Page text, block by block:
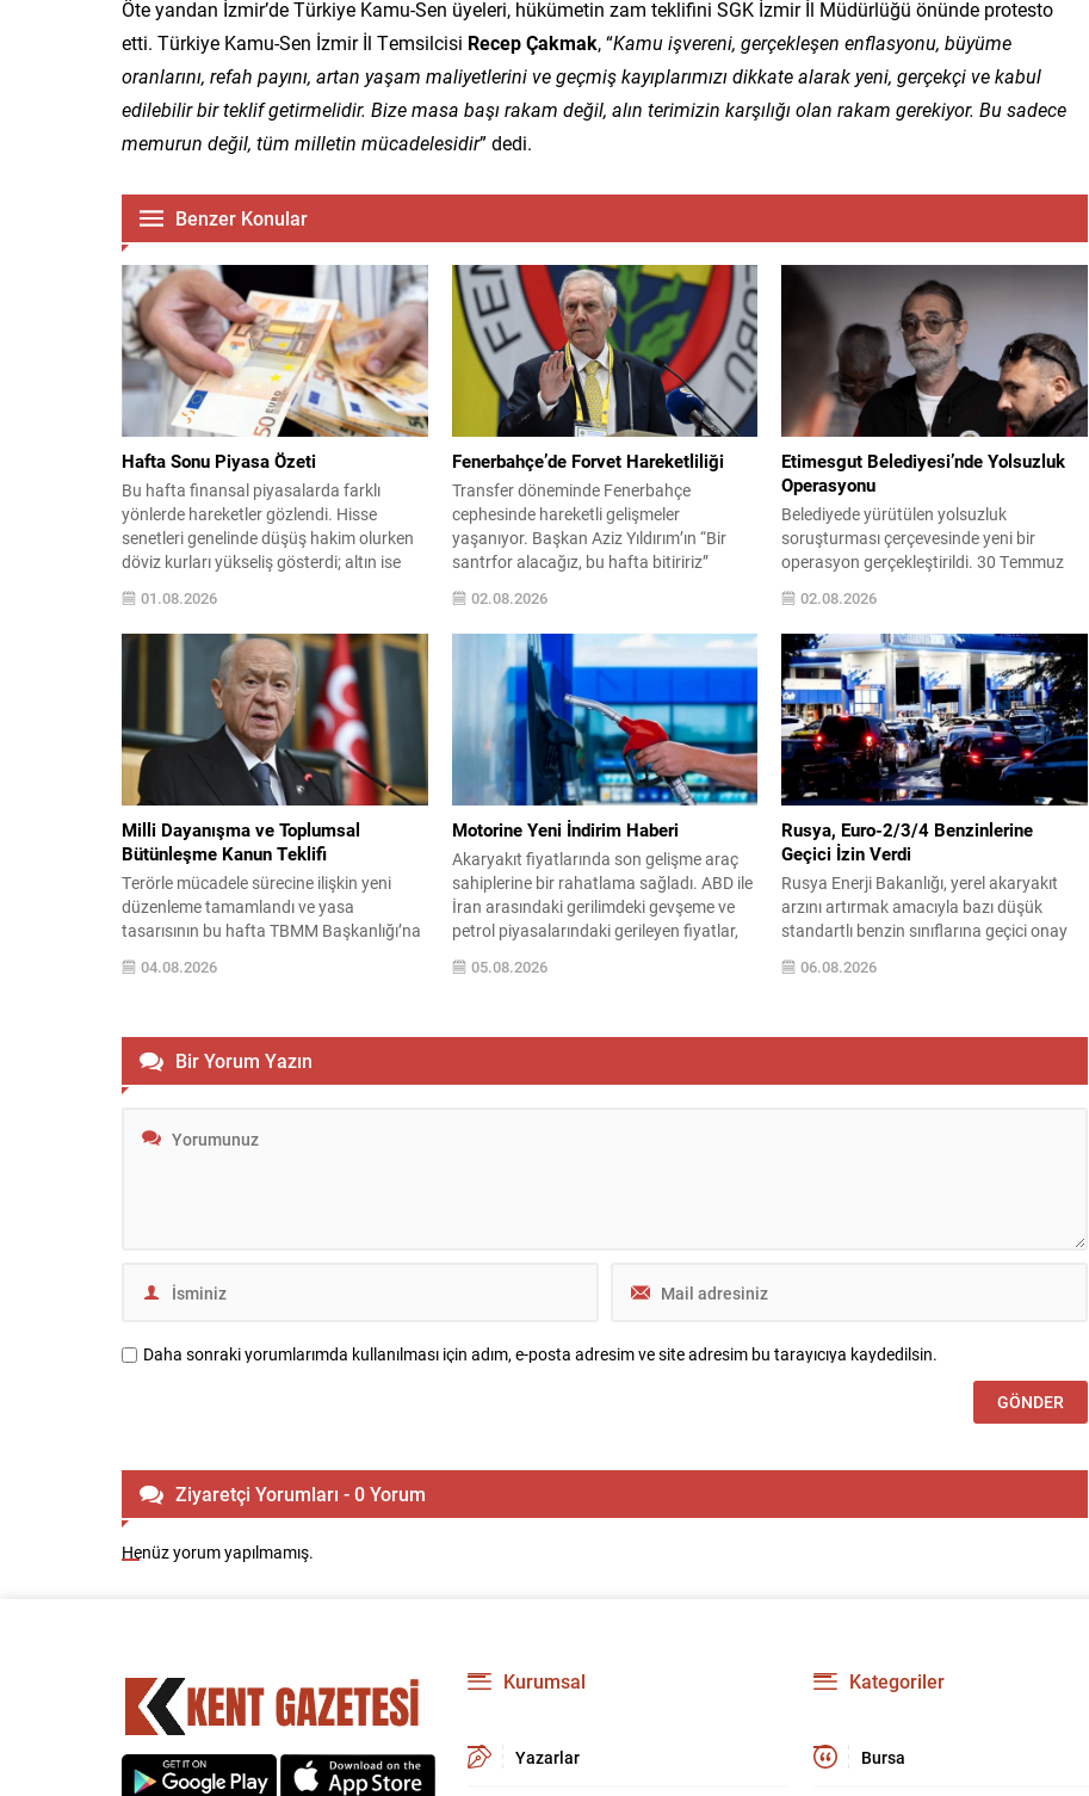
Öte yandan İzmir’de Türkiye Kamu-Sen üyeleri, hükümetin zam teklifini SGK İzmir İl Müdürlüğü önünde protesto
etti. Türkiye Kamu-Sen İzmir İl Temsilcisi Recep Çakmak, “Kamu işvereni, gerçekleşen enflasyonu, büyüme
oranlarını, refah payını, artan yaşam maliyetlerini ve geçmiş kayıplarımızı dikkate alarak yeni, gerçekçi ve kabul
edilebilir bir teklif getirmelidir. Bize masa başı rakam değil, alın terimizin karşılığı olan rakam gerekiyor. Bu sadece
memurun değil, tüm milletin mücadelesidir” dedi.
Benzer Konular
Hafta Sonu Piyasa Özeti
Bu hafta finansal piyasalarda farklı
yönlerde hareketler gözlendi. Hisse
senetleri genelinde düşüş hakim olurken
döviz kurları yükseliş gösterdi; altın ise
sınırlı bir geri çekilme yaşadı. BIST 100
endeksi haftayı önceki kapanışa göre
değer kaybederek 13.458,10 puandan
tamamladı. Endeks hafta içinde en düşük
13.216,16, en yüksek 14.085,39 puanı
gördü ve toplamda...
01.08.2026
Fenerbahçe’de Forvet Hareketliliği
Transfer döneminde Fenerbahçe
cephesinde hareketli gelişmeler
yaşanıyor. Başkan Aziz Yıldırım’ın “Bir
santrfor alacağız, bu hafta bitiririz”
sözlerinin ardından kulübün golcü
arayışlarıyle ilgili yeni isimler gündeme
geldi. Sabah gazetesinin aktardığı bilgiye
göre; Başkan Yıldırım’ın işaret ettiği
isimlerden biri Serhou Guirassy. Gineli
forvet için Borussia Dortmund ile
görüşmelerin sürdüğü, bonservis
bedelinin 30...
02.08.2026
Etimesgut Belediyesi’nde Yolsuzluk
Operasyonu
Belediyede yürütülen yolsuzluk
soruşturması çerçevesinde yeni bir
operasyon gerçekleştirildi. 30 Temmuz
sabahı düzenlenen operasyonda,
aralarında belediye başkanının da
bulunduğu çok sayıda kişi gözaltına alındı
ve soruşturma ayrıntıları kamuoyuna
yansımaya başladı. Soruşturma
kapsamında toplam 55 şüpheliden
42’sinin belediye personeli, 13’ünün ise
firma yetkilisi olduğu bildirildi. Gözaltına
alınanlar arasında Etimesgut Belediye
Başkanı...
02.08.2026
Milli Dayanışma ve Toplumsal
Bütünleşme Kanun Teklifi
Terörle mücadele sürecine ilişkin yeni
düzenleme tamamlandı ve yasa
tasarısının bu hafta TBMM Başkanlığı’na
sunulması bekleniyor. Teklif, geniş bir
mutabakatla hazırlanırken AK Parti ve
Dayanışma ve Toplumsal Bütünleşmenin
Güçlendirilmesi” başlığıyla hazırlandı.
MHP’de ilk imzayı Genel Başkan Devlet
04.08.2026
Motorine Yeni İndirim Haberi
Akaryakıt fiyatlarında son gelişme araç
sahiplerine bir rahatlama sağladı. ABD ile
İran arasındaki gerilimdeki gevşeme ve
petrol piyasalarındaki gerileyen fiyatlar,
motorin üzerinde art arda indirim
beklentisini gündeme getirdi. Dünkü 1,05
05.08.2026
Rusya, Euro-2/3/4 Benzinlerine
Geçici İzin Verdi
Rusya Enerji Bakanlığı, yerel akaryakıt
arzını artırmak amacıyla bazı düşük
standartlı benzin sınıflarına geçici onay
verdi. Karar, üretim, ithalat ve satışa
yönelik uygulanacak sınırlamaları 1
06.08.2026
Bir Yorum Yazın
Daha sonraki yorumlarımda kullanılması için adım, e-posta adresim ve site adresim bu tarayıcıya kaydedilsin.
Ziyaretçi Yorumları - 0 Yorum
Henüz yorum yapılmamış.
Kurumsal
Yazarlar
Kategoriler
Bursa